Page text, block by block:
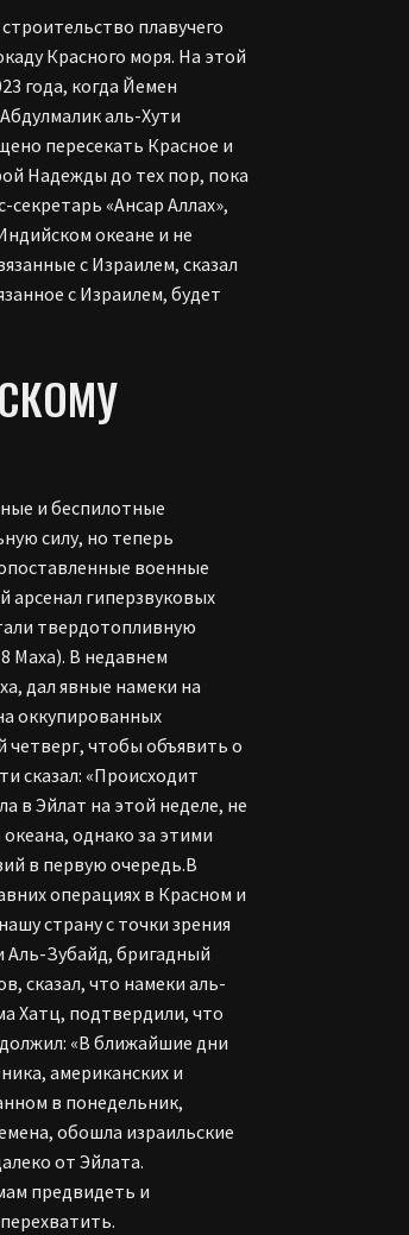
плавучего
Красного моря. На этой
года, когда Йемен
аль-Хути
пересекать Красное и
Надежды до тех пор, пока
«Ансар Аллах»,
океане и не
с Израилем, сказал
с Израилем, будет
и беспилотные
силу, но теперь
военные
арсенал гиперзвуковых
твердотопливную
Маха). В недавнем
дал явные намеки на
оккупированных
чтобы объявить о
сказал: «Происходит
в Эйлат на этой неделе, не
однако за этими
в первую очередь.В
операциях в Красном и
страну с точки зрения
Аль-Зубайд, бригадный
сказал, что намеки аль-
Хатц, подтвердили, что
«В ближайшие дни
американских и
в понедельник,
обошла израильские
от Эйлата.
предвидеть и